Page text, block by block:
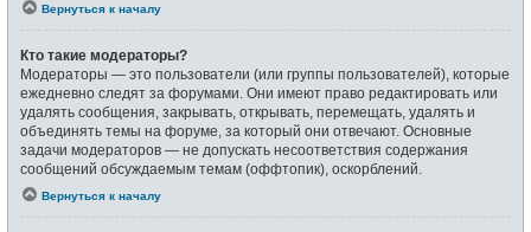
Вернуться к началу
Кто такие модераторы?
Модераторы — это пользователи (или группы пользователей), которые
ежедневно следят за форумами. Они имеют право редактировать или
удалять сообщения, закрывать, открывать, перемещать, удалять и
объединять темы на форуме, за который они отвечают. Основные
задачи модераторов — не допускать несоответствия содержания
сообщений обсуждаемым темам (оффтопик), оскорблений.
Вернуться к началу